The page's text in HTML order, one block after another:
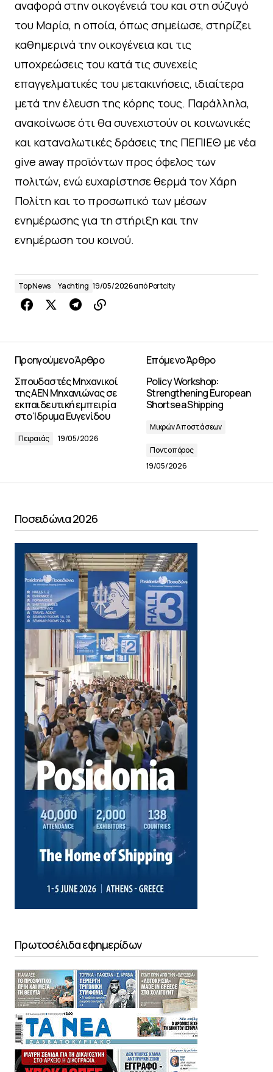
αναφορά στην οικογένειά του και στη σύζυγό
του Μαρία, η οποία, όπως σημείωσε, στηρίζει
καθημερινά την οικογένεια και τις
υποχρεώσεις του κατά τις συνεχείς
επαγγελματικές του μετακινήσεις, ιδιαίτερα
μετά την έλευση της κόρης τους. Παράλληλα,
ανακοίνωσε ότι θα συνεχιστούν οι κοινωνικές
και καταναλωτικές δράσεις της ΠΕΠΙΕΘ με νέα
give away προϊόντων προς όφελος των
πολιτών, ενώ ευχαρίστησε θερμά τον Χάρη
Πολίτη και το προσωπικό των μέσων
ενημέρωσης για τη στήριξη και την
ενημέρωση του κοινού.
Top News Yachting 19/05/2026απόPortcity
Προηγούμενο Άρθρο
Σπουδαστές Μηχανικοί
της ΑΕΝ Μηχανιώνας σε
εκπαιδευτική εμπειρία
στο Ίδρυμα Ευγενίδου
Πειραιάς 19/05/2026
Επόμενο Άρθρο
Policy Workshop:
Strengthening European
Shortsea Shipping
Μικρών Αποστάσεων
Ποντοπόρος
19/05/2026
Ποσειδώνια 2026
Πρωτοσέλιδα εφημερίδων